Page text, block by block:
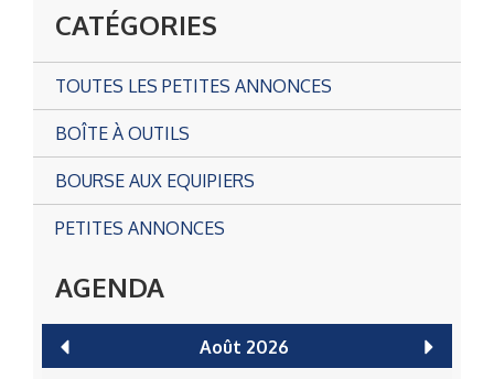
CATÉGORIES
TOUTES LES PETITES ANNONCES
BOÎTE À OUTILS
BOURSE AUX EQUIPIERS
PETITES ANNONCES
AGENDA
Août 2026